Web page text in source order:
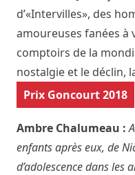
d’«Intervilles», des
amoureuses fanées à
comptoirs de la
nostalgie et le déclin,
Prix Goncourt 2018
Ambre Chalumeau :
enfants après eux, de
d’adolescence dans les